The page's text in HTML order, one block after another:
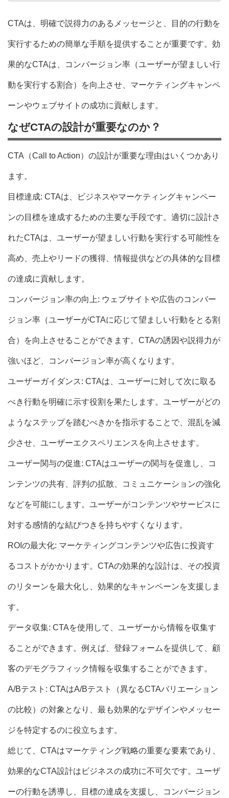
CTAは、明確で説得力のあるメッセージと、目的の行動を
実行するための簡単な手順を提供することが重要です。効
果的なCTAは、コンバージョン率（ユーザーが望ましい行
動を実行する割合）を向上させ、マーケティングキャンペ
ーンやウェブサイトの成功に貢献します。
なぜCTAの設計が重要なのか？
CTA（Call to Action）の設計が重要な理由はいくつかあり
ます。
目標達成: CTAは、ビジネスやマーケティングキャンペー
ンの目標を達成するための主要な手段です。適切に設計さ
れたCTAは、ユーザーが望ましい行動を実行する可能性を
高め、売上やリードの獲得、情報提供などの具体的な目標
の達成に貢献します。
コンバージョン率の向上: ウェブサイトや広告のコンバー
ジョン率（ユーザーがCTAに応じて望ましい行動をとる割
合）を向上させることができます。CTAの誘因や説得力が
強いほど、コンバージョン率が高くなります。
ユーザーガイダンス: CTAは、ユーザーに対して次に取る
べき行動を明確に示す役割を果たします。ユーザーがどの
ようなステップを踏むべきかを指示することで、混乱を減
少させ、ユーザーエクスペリエンスを向上させます。
ユーザー関与の促進: CTAはユーザーの関与を促進し、コ
ンテンツの共有、評判の拡散、コミュニケーションの強化
などを可能にします。ユーザーがコンテンツやサービスに
対する感情的な結びつきを持ちやすくなります。
ROIの最大化: マーケティングコンテンツや広告に投資す
るコストがかかります。CTAの効果的な設計は、その投資
のリターンを最大化し、効果的なキャンペーンを支援しま
す。
データ収集: CTAを使用して、ユーザーから情報を収集す
ることができます。例えば、登録フォームを提供して、顧
客のデモグラフィック情報を収集することができます。
A/Bテスト: CTAはA/Bテスト（異なるCTAバリエーション
の比較）の対象となり、最も効果的なデザインやメッセー
ジを特定するのに役立ちます。
総じて、CTAはマーケティング戦略の重要な要素であり、
効果的なCTA設計はビジネスの成功に不可欠です。ユーザ
ーの行動を誘導し、目標の達成を支援し、コンバージョン